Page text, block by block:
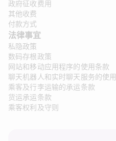
政府征收费用
其他收费
付款方式
法律事宜
私隐政策
数码存根政策
网站和移动应用程序的使用条款
聊天机器人和实时聊天服务的使
乘客及行李运输的承运条款
货运承运条款
乘客权利及守则